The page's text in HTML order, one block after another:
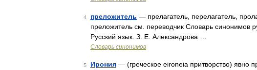
4 преложитель — прелагатель, перелагатель,
преложитель см. переводчик Словарь синонимов
Русский язык. З. Е. Александрова …
Словарь синонимов
5 Ирония — (греческое eironeia притворство) явно